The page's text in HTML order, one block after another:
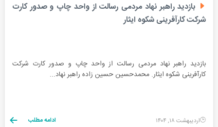
بازدید راهبر نهاد مردمی رسالت از واحد چاپ و صدور کارت
شرکت کارآفرینی شکوه ایثار
بازدید راهبر نهاد مردمی رسالت از واحد چاپ و صدور کارت شرکت
کارآفرینی شکوه ایثار. محمدحسین حسین زاده راهبر نهاد...
اردیبهشت ۱۸, ۱۴۰۴ ادامه مطلب